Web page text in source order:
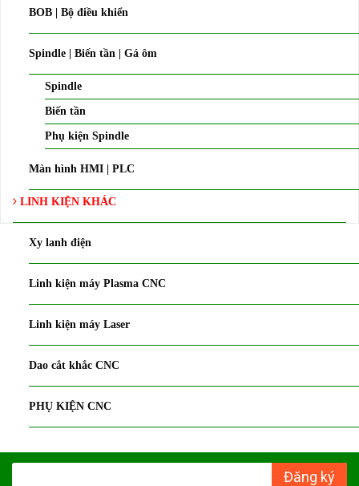
BOB | Bộ điều khiển
Spindle | Biến tần | Gá ôm
Spindle
Biến tần
Phụ kiện Spindle
Màn hình HMI | PLC
LINH KIỆN KHÁC
Xy lanh điện
Linh kiện máy Plasma CNC
Linh kiện máy Laser
Dao cắt khắc CNC
PHỤ KIỆN CNC
Đăng ký